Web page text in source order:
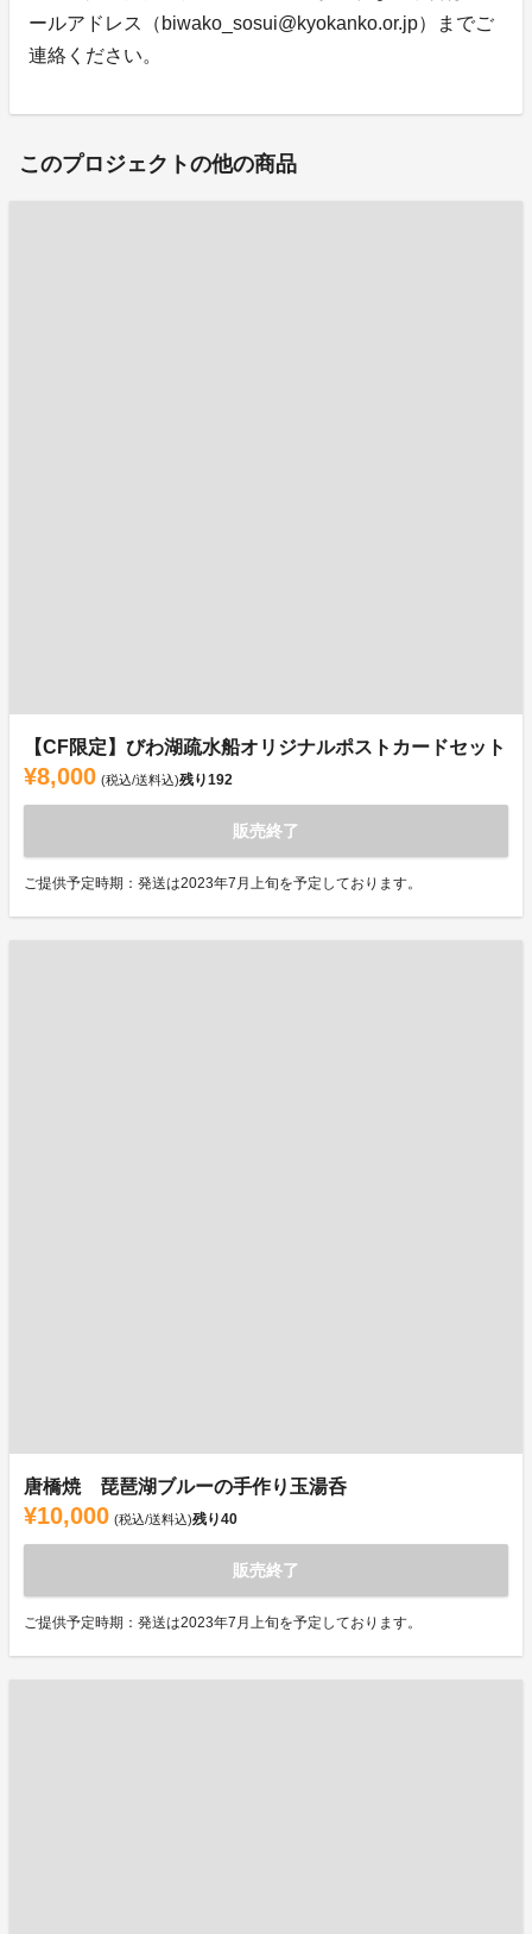
ールアドレス（biwako_sosui@kyokanko.or.jp）までご
連絡ください。
このプロジェクトの他の商品
【CF限定】びわ湖疏水船オリジナルポストカードセット
¥8,000 (税込/送料込)残り192
販売終了
ご提供予定時期：発送は2023年7月上旬を予定しております。
唐橋焼 琵琶湖ブルーの手作り玉湯呑
¥10,000 (税込/送料込)残り40
販売終了
ご提供予定時期：発送は2023年7月上旬を予定しております。